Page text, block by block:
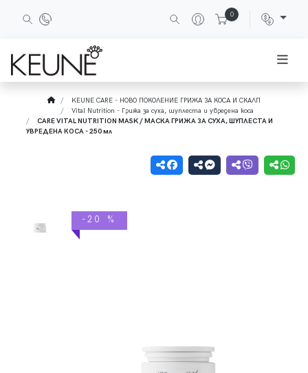
0
KEUNE CARE - НОВО ПОКОЛЕНИЕ ГРИЖА ЗА КОСА И СКАЛП
Vital Nutrition - Грижа за суха, шуплеста и увредена коса
CARE VITAL NUTRITION MASK / МАСКА ГРИЖА ЗА СУХА, ШУПЛЕСТА И
УВРЕДЕНА КОСА - 250 мл
-20 %